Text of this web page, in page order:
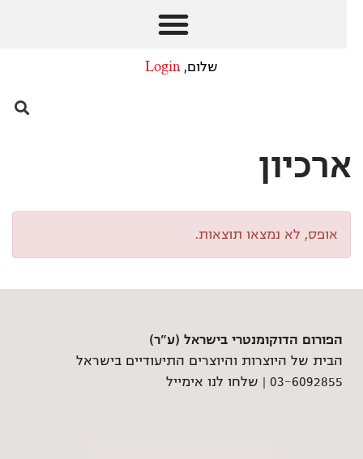
שלום,Login
ארכיון
אופס, לא נמצאו תוצאות.
הפורום הדוקומנטרי בישראל (ע"ר)
הבית של היוצרות והיוצרים התיעודיים בישראל
03-6092855 |
שלחו לנו אימייל